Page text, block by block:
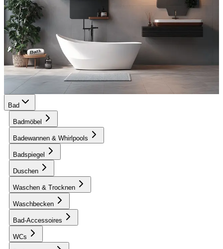
Bad
Badmöbel
Badewannen & Whirlpools
Badspiegel
Duschen
Waschen & Trocknen
Waschbecken
Bad-Accessoires
WCs